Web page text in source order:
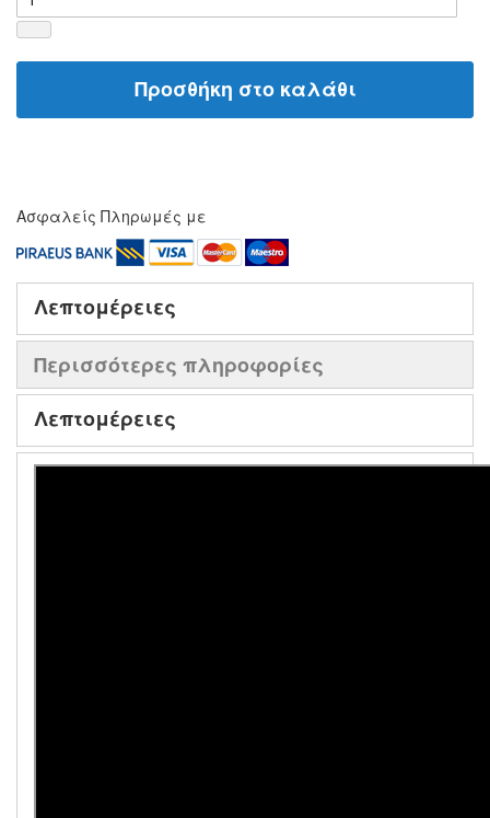
Προσθήκη στο καλάθι
Ασφαλείς Πληρωμές με
Λεπτομέρειες
Περισσότερες πληροφορίες
Λεπτομέρειες